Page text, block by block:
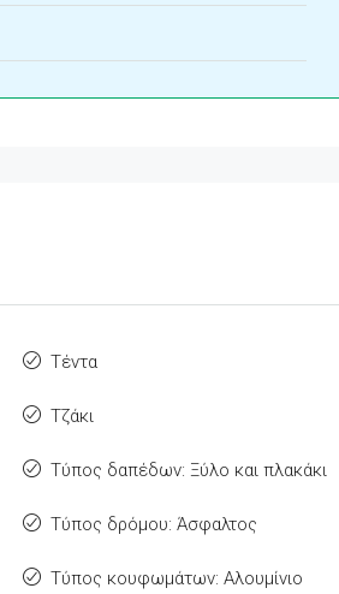
Τέντα
Τζάκι
Τύπος δαπέδων: Ξύλο και πλακάκι
Τύπος δρόμου: Άσφαλτος
Τύπος κουφωμάτων: Αλουμίνιο